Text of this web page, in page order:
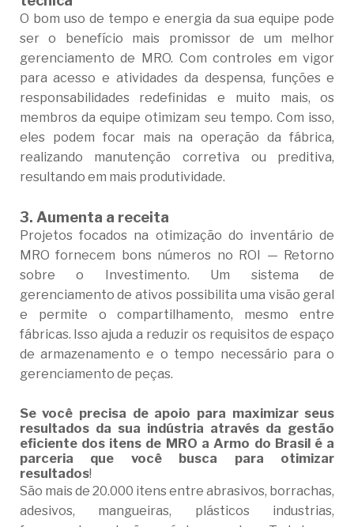
O bom uso de tempo e energia da sua equipe pode
ser o benefício mais promissor de um melhor
gerenciamento de MRO. Com controles em vigor
para acesso e atividades da despensa, funções e
responsabilidades redefinidas e muito mais, os
membros da equipe otimizam seu tempo. Com isso,
eles podem focar mais na operação da fábrica,
realizando manutenção corretiva ou preditiva,
resultando em mais produtividade.
3. Aumenta a receita
Projetos focados na otimização do inventário de
MRO fornecem bons números no ROI — Retorno
sobre o Investimento. Um sistema de
gerenciamento de ativos possibilita uma visão geral
e permite o compartilhamento, mesmo entre
fábricas. Isso ajuda a reduzir os requisitos de espaço
de armazenamento e o tempo necessário para o
gerenciamento de peças.
Se você precisa de apoio para maximizar seus
resultados da sua indústria através da gestão
eficiente dos itens de MRO a Armo do Brasil é a
parceria que você busca para otimizar
resultados!
São mais de 20.000 itens entre abrasivos, borrachas,
adesivos, mangueiras, plásticos industrias,